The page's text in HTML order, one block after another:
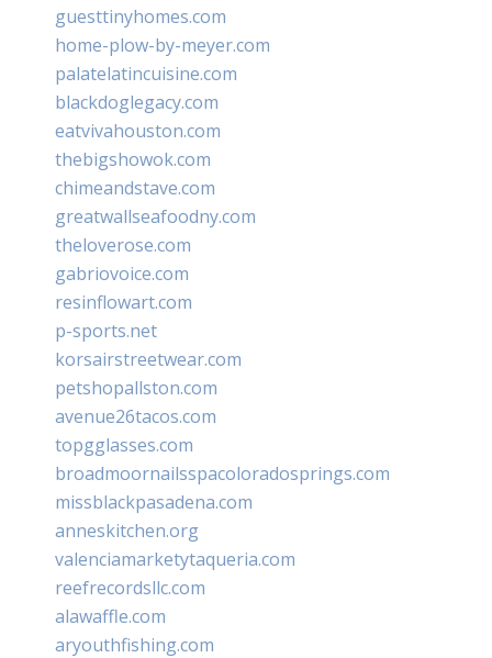
guesttinyhomes.com
home-plow-by-meyer.com
palatelatincuisine.com
blackdoglegacy.com
eatvivahouston.com
thebigshowok.com
chimeandstave.com
greatwallseafoodny.com
theloverose.com
gabriovoice.com
resinflowart.com
p-sports.net
korsairstreetwear.com
petshopallston.com
avenue26tacos.com
topgglasses.com
broadmoornailsspacoloradosprings.com
missblackpasadena.com
anneskitchen.org
valenciamarketytaqueria.com
reefrecordsllc.com
alawaffle.com
aryouthfishing.com